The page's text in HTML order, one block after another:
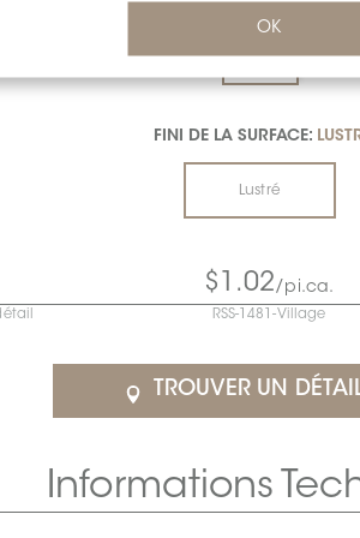
OK
FINI DE LA SURFACE:
Lustré
$1.02/pi.ca.
RSS-1481-Village
TROUVER UN
Informations